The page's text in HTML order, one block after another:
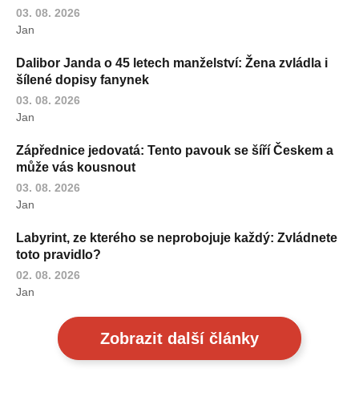
03. 08. 2026
Jan
Dalibor Janda o 45 letech manželství: Žena zvládla i
šílené dopisy fanynek
03. 08. 2026
Jan
Zápřednice jedovatá: Tento pavouk se šíří Českem a
může vás kousnout
03. 08. 2026
Jan
Labyrint, ze kterého se neprobojuje každý: Zvládnete
toto pravidlo?
02. 08. 2026
Jan
Zobrazit další články